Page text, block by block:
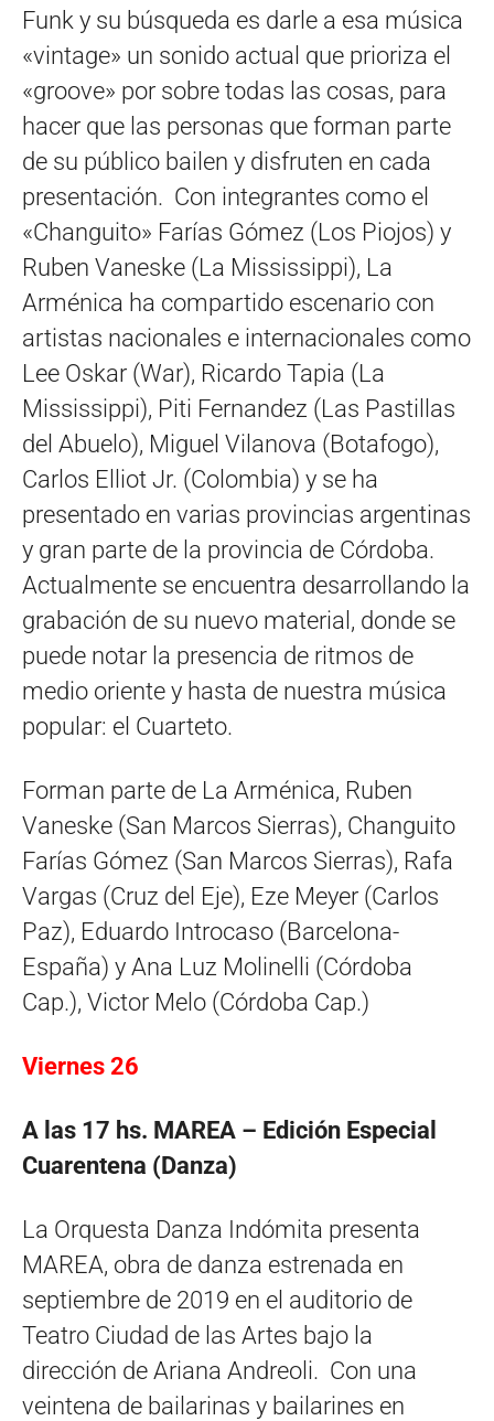
Funk y su búsqueda es darle a esa música
«vintage» un sonido actual que prioriza el
«groove» por sobre todas las cosas, para
hacer que las personas que forman parte
de su público bailen y disfruten en cada
presentación. Con integrantes como el
«Changuito» Farías Gómez (Los Piojos) y
Ruben Vaneske (La Mississippi), La
Arménica ha compartido escenario con
artistas nacionales e internacionales como
Lee Oskar (War), Ricardo Tapia (La
Mississippi), Piti Fernandez (Las Pastillas
del Abuelo), Miguel Vilanova (Botafogo),
Carlos Elliot Jr. (Colombia) y se ha
presentado en varias provincias argentinas
y gran parte de la provincia de Córdoba.
Actualmente se encuentra desarrollando la
grabación de su nuevo material, donde se
puede notar la presencia de ritmos de
medio oriente y hasta de nuestra música
popular: el Cuarteto.
Forman parte de La Arménica, Ruben
Vaneske (San Marcos Sierras), Changuito
Farías Gómez (San Marcos Sierras), Rafa
Vargas (Cruz del Eje), Eze Meyer (Carlos
Paz), Eduardo Introcaso (Barcelona-
España) y Ana Luz Molinelli (Córdoba
Cap.), Victor Melo (Córdoba Cap.)
Viernes 26
A las 17 hs. MAREA – Edición Especial
Cuarentena (Danza)
La Orquesta Danza Indómita presenta
MAREA, obra de danza estrenada en
septiembre de 2019 en el auditorio de
Teatro Ciudad de las Artes bajo la
dirección de Ariana Andreoli. Con una
veintena de bailarinas y bailarines en